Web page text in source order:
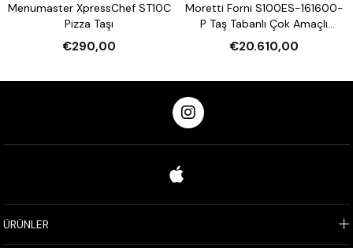
XpressChef ST10C
Pizza Taşı
€290,00
Moretti Forni S100ES-161600-
P Taş Tabanlı Çok Amaçlı
Elektrikli Katlı Fırın (Buharlı,
Mayalandırmalı)
€20.610,00
ÜRÜNLER